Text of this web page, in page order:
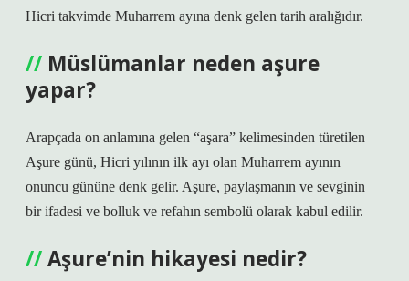
Hicri takvimde Muharrem ayına denk gelen tarih aralığıdır.
Müslümanlar neden aşure
yapar?
Arapçada on anlamına gelen “aşara” kelimesinden türetilen
Aşure günü, Hicri yılının ilk ayı olan Muharrem ayının
onuncu gününe denk gelir. Aşure, paylaşmanın ve sevginin
bir ifadesi ve bolluk ve refahın sembolü olarak kabul edilir.
Aşure’nin hikayesi nedir?